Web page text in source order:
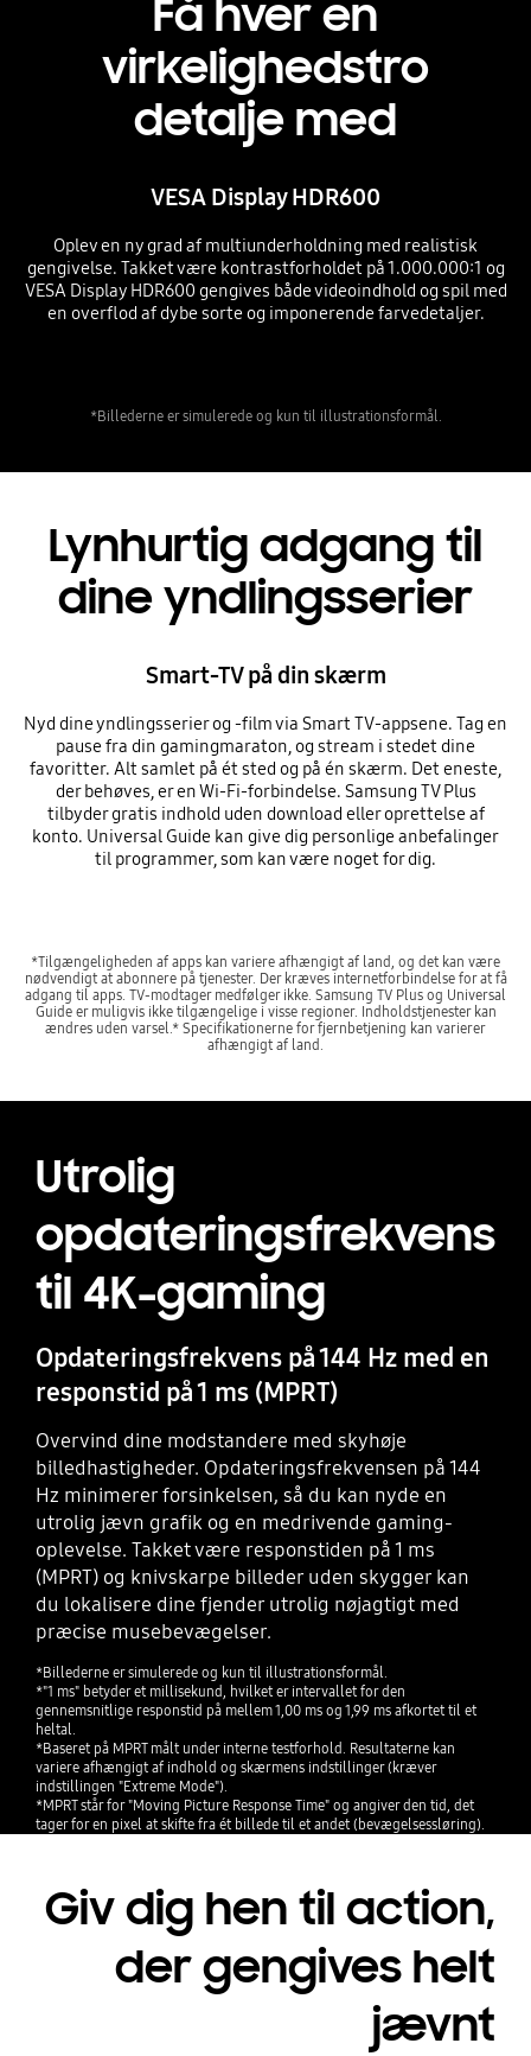
Få hver en
virkelighedstro
detalje med
VESA Display HDR600
Oplev en ny grad af multiunderholdning med realistisk
gengivelse. Takket være kontrastforholdet på 1.000.000:1 og
VESA Display HDR600 gengives både videoindhold og spil med
en overflod af dybe sorte og imponerende farvedetaljer.
*Billederne er simulerede og kun til illustrationsformål.
Lynhurtig adgang til
dine yndlingsserier
Smart-TV på din skærm
Nyd dine yndlingsserier og -film via Smart TV-appsene. Tag en
pause fra din gamingmaraton, og stream i stedet dine
favoritter. Alt samlet på ét sted og på én skærm. Det eneste,
der behøves, er en Wi-Fi-forbindelse. Samsung TV Plus
tilbyder gratis indhold uden download eller oprettelse af
konto. Universal Guide kan give dig personlige anbefalinger
til programmer, som kan være noget for dig.
*Tilgængeligheden af apps kan variere afhængigt af land, og det kan være
nødvendigt at abonnere på tjenester. Der kræves internetforbindelse for at få
adgang til apps. TV-modtager medfølger ikke. Samsung TV Plus og Universal
Guide er muligvis ikke tilgængelige i visse regioner. Indholdstjenester kan
ændres uden varsel.* Specifikationerne for fjernbetjening kan varierer
afhængigt af land.
Utrolig
opdateringsfrekvens
til 4K-gaming
Opdateringsfrekvens på 144 Hz med en
responstid på 1 ms (MPRT)
Overvind dine modstandere med skyhøje
billedhastigheder. Opdateringsfrekvensen på 144
Hz minimerer forsinkelsen, så du kan nyde en
utrolig jævn grafik og en medrivende gaming-
oplevelse. Takket være responstiden på 1 ms
(MPRT) og knivskarpe billeder uden skygger kan
du lokalisere dine fjender utrolig nøjagtigt med
præcise musebevægelser.
*Billederne er simulerede og kun til illustrationsformål.
*"1 ms" betyder et millisekund, hvilket er intervallet for den
gennemsnitlige responstid på mellem 1,00 ms og 1,99 ms afkortet til et
heltal.
*Baseret på MPRT målt under interne testforhold. Resultaterne kan
variere afhængigt af indhold og skærmens indstillinger (kræver
indstillingen "Extreme Mode").
*MPRT står for "Moving Picture Response Time" og angiver den tid, det
tager for en pixel at skifte fra ét billede til et andet (bevægelsessløring).
Giv dig hen til action,
der gengives helt
jævnt